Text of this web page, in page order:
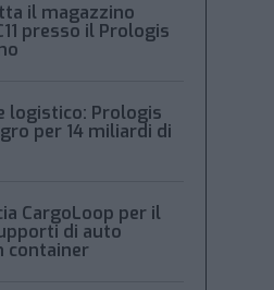
il magazzino
presso il Prologis
logistico: Prologis
per 14 miliardi di
CargoLoop per il
di auto
container